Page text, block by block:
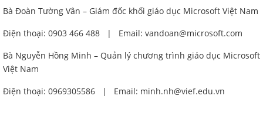
Bà Đoàn Tường Vân – Giám đốc khối giáo dục Microsoft Việt Nam
Điện thoại: 0903 466 488 | Email: vandoan@microsoft.com
Bà Nguyễn Hồng Minh – Quản lý chương trình giáo dục Microsoft
Việt Nam
Điện thoại: 0969305586 | Email: minh.nh@vief.edu.vn